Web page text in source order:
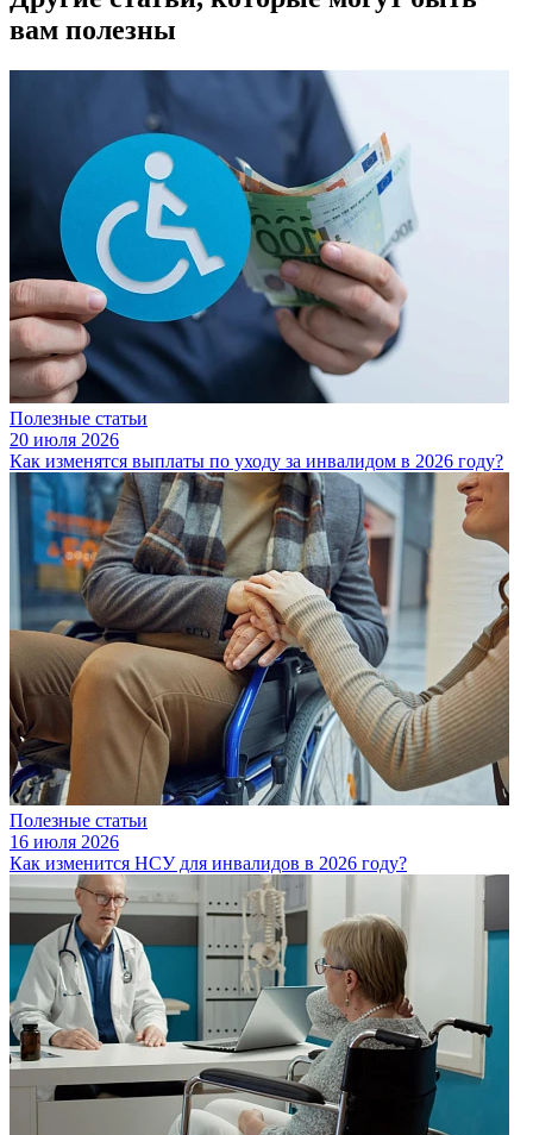
вам полезны
Полезные статьи
20 июля 2026
Как изменятся выплаты по уходу за инвалидом в 2026 году?
Полезные статьи
16 июля 2026
Как изменится НСУ для инвалидов в 2026 году?